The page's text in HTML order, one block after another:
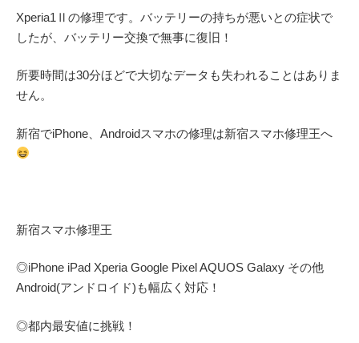
Xperia1Ⅱの修理です。バッテリーの持ちが悪いとの症状で
したが、バッテリー交換で無事に復旧！
所要時間は30分ほどで大切なデータも失われることはありま
せん。
新宿でiPhone、Androidスマホの修理は新宿スマホ修理王へ
新宿スマホ修理王
◎iPhone iPad Xperia Google Pixel AQUOS Galaxy その他
Android(アンドロイド) も幅広く対応！
◎都内最安値に挑戦！